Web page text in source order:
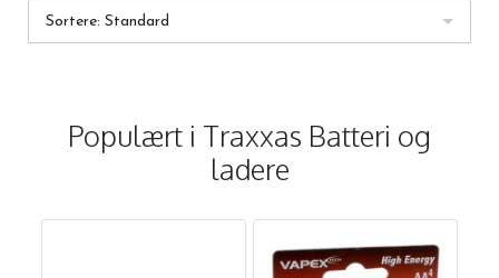
Sortere: Standard
Populært i Traxxas Batteri og
ladere